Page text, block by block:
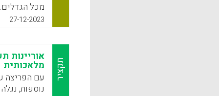
מכל
והיא
לא רק
תלמידים
האקדמיה
27-12-2023
תקציר
אוריינות
מלאכותית
נוספות,